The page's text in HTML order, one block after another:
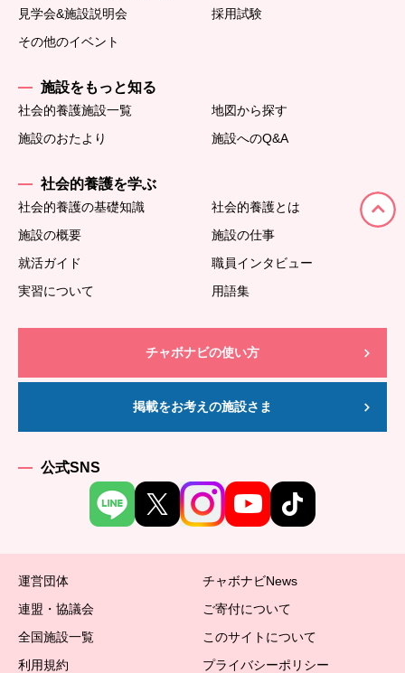
見学会&施設説明会
採用試験
その他のイベント
施設をもっと知る
社会的養護施設一覧
地図から探す
施設のおたより
施設へのQ&A
社会的養護を学ぶ
社会的養護の基礎知識
社会的養護とは
施設の概要
施設の仕事
就活ガイド
職員インタビュー
実習について
用語集
チャボナビの使い方
掲載をお考えの施設さま
公式SNS
運営団体
チャボナビNews
連盟・協議会
ご寄付について
全国施設一覧
このサイトについて
利用規約
プライバシーポリシー